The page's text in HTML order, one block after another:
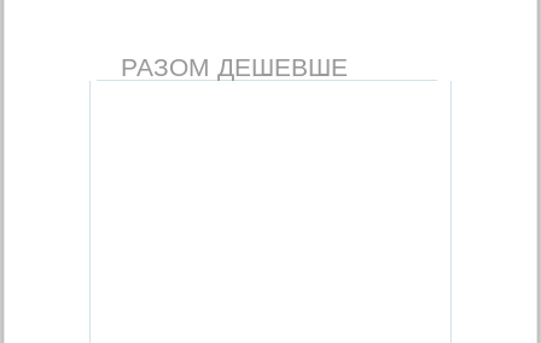
РАЗОМ ДЕШЕВШЕ